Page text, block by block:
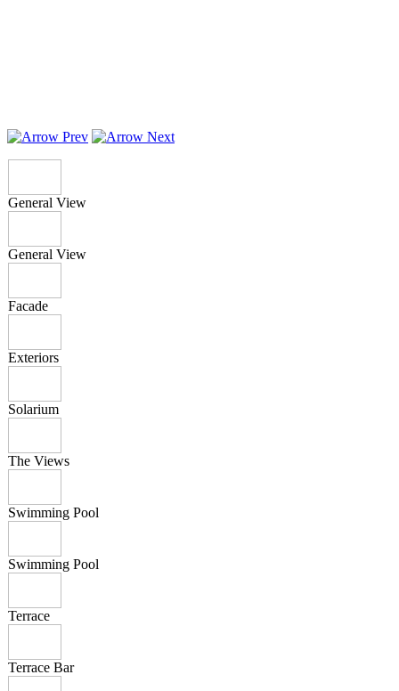
General View
General View
Facade
Exteriors
Solarium
The Views
Swimming Pool
Swimming Pool
Terrace
Terrace Bar